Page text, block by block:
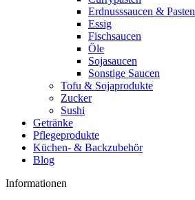
Erdnusssaucen & Pasten
Essig
Fischsaucen
Öle
Sojasaucen
Sonstige Saucen
Tofu & Sojaprodukte
Zucker
Sushi
Getränke
Pflegeprodukte
Küchen- & Backzubehör
Blog
Informationen